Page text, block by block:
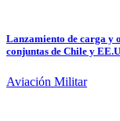
Lanzamiento de carga y
conjuntas de Chile y
Aviación Militar